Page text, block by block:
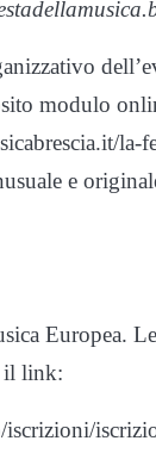
modulo
la-
e
Europea.
il link: